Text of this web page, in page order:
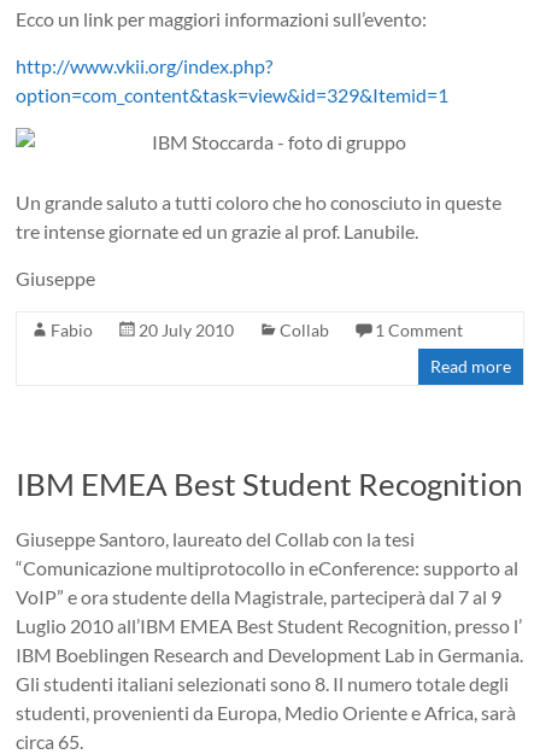
Ecco un link per maggiori informazioni sull’evento:
http://www.vkii.org/index.php?
option=com_content&task=view&id=329&Itemid=1
Un grande saluto a tutti coloro che ho conosciuto in queste
tre intense giornate ed un grazie al prof. Lanubile.
Giuseppe
Fabio 20 July 2010 Collab
1 Comment
Read more
IBM EMEA Best Student Recognition
Giuseppe Santoro, laureato del Collab con la tesi
“Comunicazione multiprotocollo in eConference: supporto al
VoIP” e ora studente della Magistrale, parteciperà dal 7 al 9
Luglio 2010 all’IBM EMEA Best Student Recognition, presso l’
IBM Boeblingen Research and Development Lab in Germania.
Gli studenti italiani selezionati sono 8. Il numero totale degli
studenti, provenienti da Europa, Medio Oriente e Africa, sarà
circa 65.